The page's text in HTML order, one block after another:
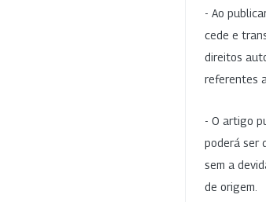
- Ao
cede e
direitos
referentes
- O artigo
poderá ser
sem a
de origem.